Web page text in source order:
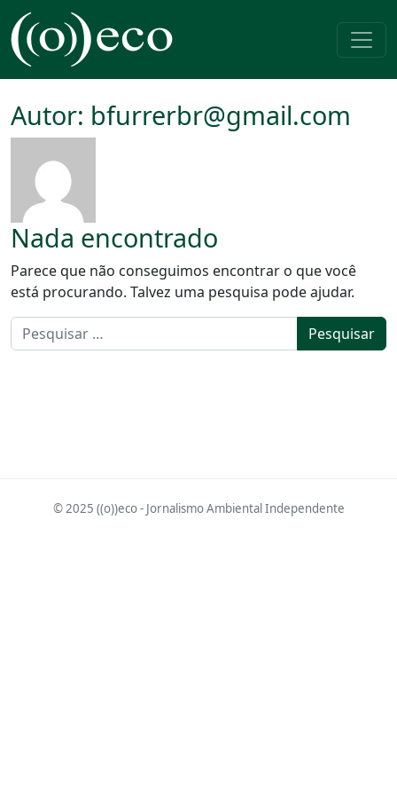
Pular para o conteúdo
Navegação principal
Autor: bfurrerbr@gmail.com
Nada encontrado
Parece que não conseguimos encontrar o que você
está procurando. Talvez uma pesquisa pode ajudar.
Pesquisar por:
© 2025 ((o))eco - Jornalismo Ambiental Independente